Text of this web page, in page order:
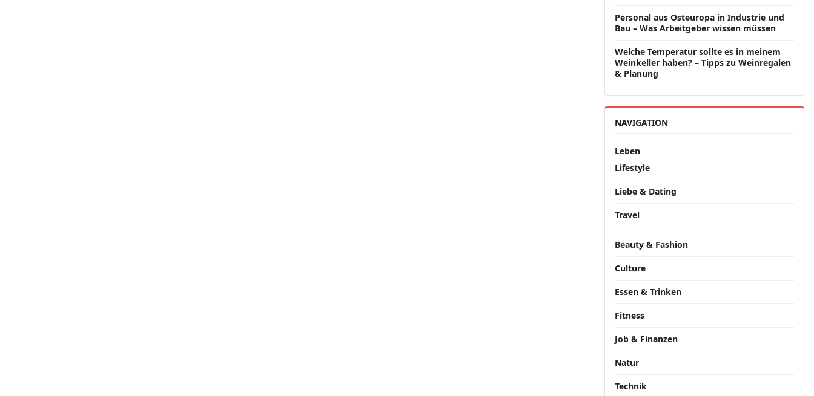
Personal aus Osteuropa in Industrie und
Bau – Was Arbeitgeber wissen müssen
Welche Temperatur sollte es in meinem
Weinkeller haben? – Tipps zu Weinregalen
& Planung
NAVIGATION
Leben
Lifestyle
Liebe & Dating
Travel
Beauty & Fashion
Culture
Essen & Trinken
Fitness
Job & Finanzen
Natur
Technik